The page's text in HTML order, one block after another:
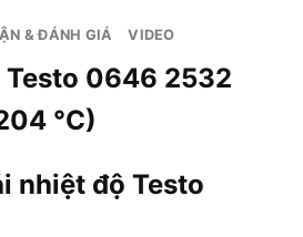
& ĐÁNH GIÁ VIDEO
Testo 0646 2532
°C)
nhiệt độ Testo